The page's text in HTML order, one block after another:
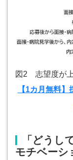
図2 志望度が上
【1カ月無料
「どうし
モチベーシ